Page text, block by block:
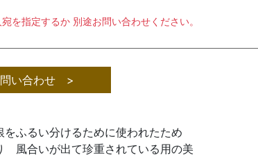
を指定するか 別途お問い合わせください。
い合わせ >
ふるい分けるために使われたため
風合いが出て珍重されている用の美